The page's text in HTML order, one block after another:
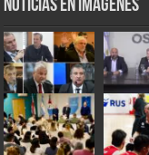
Noticias en Imágenes